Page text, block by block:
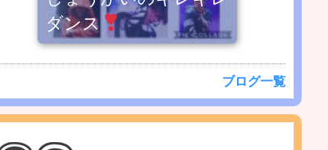
ダンス
ブログ一覧